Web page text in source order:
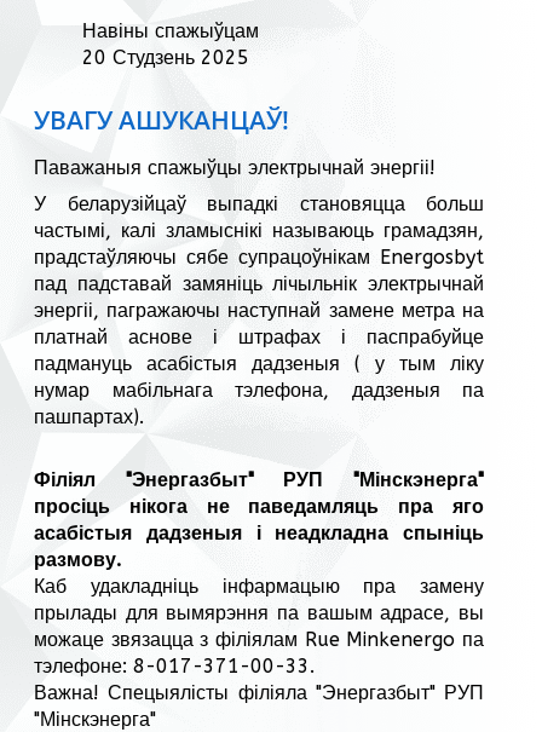
Навіны спажыўцам
20 Студзень 2025
УВАГУ АШУКАНЦАЎ!
Паважаныя спажыўцы электрычнай энергіі!
У беларузійцаў выпадкі становяцца больш
частымі, калі зламыснікі называюць грамадзян,
прадстаўляючы сябе супрацоўнікам Energosbyt
пад падставай замяніць лічыльнік электрычнай
энергіі, пагражаючы наступнай замене метра на
платнай аснове і штрафах і паспрабуйце
падмануць асабістыя дадзеныя ( у тым ліку
нумар мабільнага тэлефона, дадзеныя па
пашпартах).
Філіял "Энергазбыт" РУП "Мінскэнерга"
просіць нікога не паведамляць пра яго
асабістыя дадзеныя і неадкладна спыніць
размову.
Каб удакладніць інфармацыю пра замену
прылады для вымярэння па вашым адрасе, вы
можаце звязацца з філіялам Rue Minkenergo па
тэлефоне: 8-017-371-00-33.
Важна! Спецыялісты філіяла "Энергазбыт" РУП
"Мінскэнерга"